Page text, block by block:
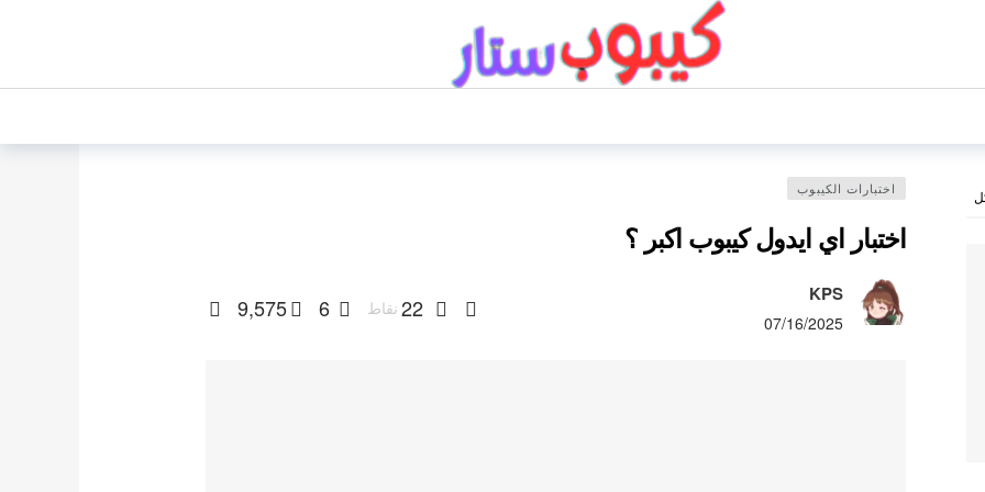
اختبارات الكيبوب
اختبار اي ايدول كيبوب اكبر ؟
KPS
07/16/2025
22 نقاط 6
9,575